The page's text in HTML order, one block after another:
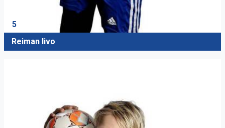
5
Reiman Iivo